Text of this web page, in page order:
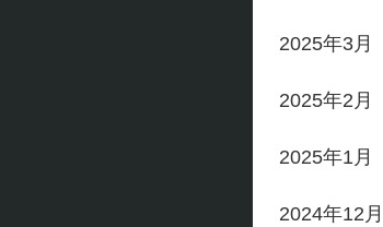
2025年3月
2025年2月
2025年1月
2024年12月